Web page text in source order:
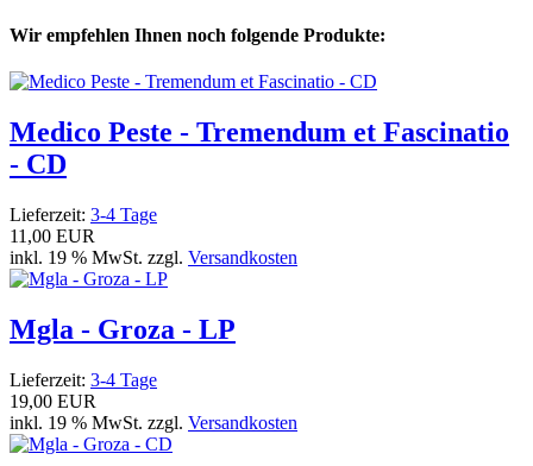
Wir empfehlen Ihnen noch folgende Produkte:
Medico Peste - Tremendum et Fascinatio
- CD
Lieferzeit: 3-4 Tage
11,00 EUR
inkl. 19 % MwSt. zzgl. Versandkosten
Mgla - Groza - LP
Lieferzeit: 3-4 Tage
19,00 EUR
inkl. 19 % MwSt. zzgl. Versandkosten